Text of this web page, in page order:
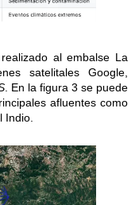
al embalse La
satelitales Google,
. En la figura 3 se puede
afluentes como
Indio.